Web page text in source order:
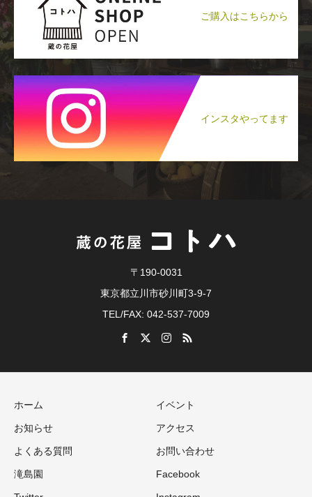
ご購入はこちらから
インスタやってます
〒190-0031
東京都立川市砂川町3-9-7
TEL/FAX: 042-537-7009
ホーム イベント
お知らせ アクセス
よくある質問 お問い合わせ
滝島園 Facebook